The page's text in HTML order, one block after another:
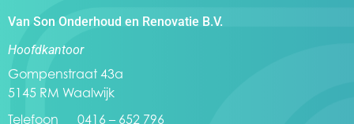
Van Son Onderhoud en Renovatie B.V.
Hoofdkantoor
Gompenstraat 43a
5145 RM Waalwijk
Telefoon 0416 – 652 796